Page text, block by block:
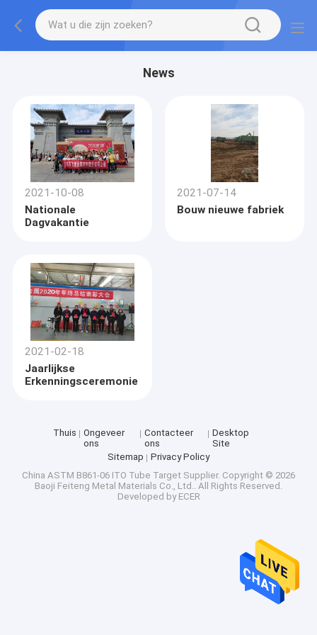
News
2021-10-08
Nationale
Dagvakantie
2021-07-14
Bouw nieuwe fabriek
2021-02-18
Jaarlijkse
Erkenningsceremonie
Thuis
Ongeveer
ons
Contacteer
ons
Desktop
Site
Sitemap
Privacy Policy
China ASTM B861-06 ITO Tube Target Supplier. Copyright © 2026
Baoji Feiteng Metal Materials Co., Ltd.. All Rights Reserved.
Developed by ECER